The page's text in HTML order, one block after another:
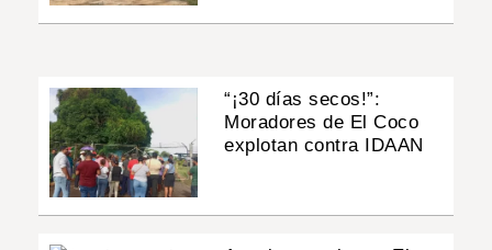
“¡30 días secos!”:
Moradores de El Coco
explotan contra IDAAN